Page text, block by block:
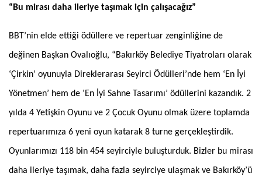
“Bu mirası daha ileriye taşımak için çalışacağız”
BBT’nin elde ettiği ödüllere ve repertuar zenginliğine de
değinen Başkan Ovalıoğlu, “Bakırköy Belediye Tiyatroları olarak
‘Çirkin’ oyunuyla Direklerarası Seyirci Ödülleri’nde hem ‘En İyi
Yönetmen’ hem de ‘En İyi Sahne Tasarımı’ ödüllerini kazandık. 2
yılda 4 Yetişkin Oyunu ve 2 Çocuk Oyunu olmak üzere toplamda
repertuarımıza 6 yeni oyun katarak 8 turne gerçekleştirdik.
Oyunlarımızı 118 bin 454 seyirciyle buluşturduk. Bizler bu mirası
daha ileriye taşımak, daha fazla seyirciye ulaşmak ve Bakırköy’ü